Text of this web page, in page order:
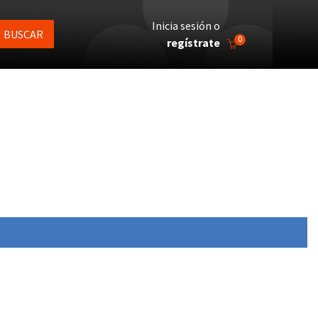
BUSCAR
Inicia sesión o
regístrate
0